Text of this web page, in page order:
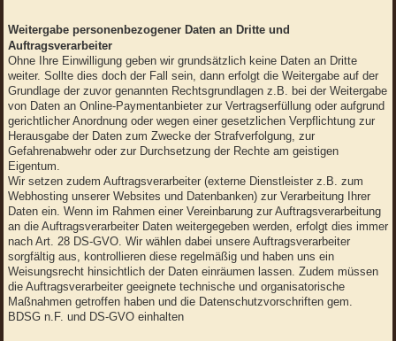
Weitergabe personenbezogener Daten an Dritte und
Auftragsverarbeiter
Ohne Ihre Einwilligung geben wir grundsätzlich keine Daten an Dritte
weiter. Sollte dies doch der Fall sein, dann erfolgt die Weitergabe auf der
Grundlage der zuvor genannten Rechtsgrundlagen z.B. bei der Weitergabe
von Daten an Online-Paymentanbieter zur Vertragserfüllung oder aufgrund
gerichtlicher Anordnung oder wegen einer gesetzlichen Verpflichtung zur
Herausgabe der Daten zum Zwecke der Strafverfolgung, zur
Gefahrenabwehr oder zur Durchsetzung der Rechte am geistigen
Eigentum.
Wir setzen zudem Auftragsverarbeiter (externe Dienstleister z.B. zum
Webhosting unserer Websites und Datenbanken) zur Verarbeitung Ihrer
Daten ein. Wenn im Rahmen einer Vereinbarung zur Auftragsverarbeitung
an die Auftragsverarbeiter Daten weitergegeben werden, erfolgt dies immer
nach Art. 28 DS-GVO. Wir wählen dabei unsere Auftragsverarbeiter
sorgfältig aus, kontrollieren diese regelmäßig und haben uns ein
Weisungsrecht hinsichtlich der Daten einräumen lassen. Zudem müssen
die Auftragsverarbeiter geeignete technische und organisatorische
Maßnahmen getroffen haben und die Datenschutzvorschriften gem.
BDSG n.F. und DS-GVO einhalten